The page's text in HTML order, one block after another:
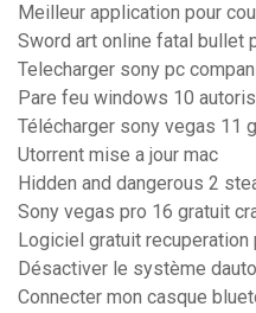
Meilleur application pour
Sword art online fatal bullet
Telecharger sony pc
Pare feu windows 10
Télécharger sony vegas 11
Utorrent mise a jour mac
Hidden and dangerous 2
Sony vegas pro 16 gratuit
Logiciel gratuit recuperation
Désactiver le système
Connecter mon casque